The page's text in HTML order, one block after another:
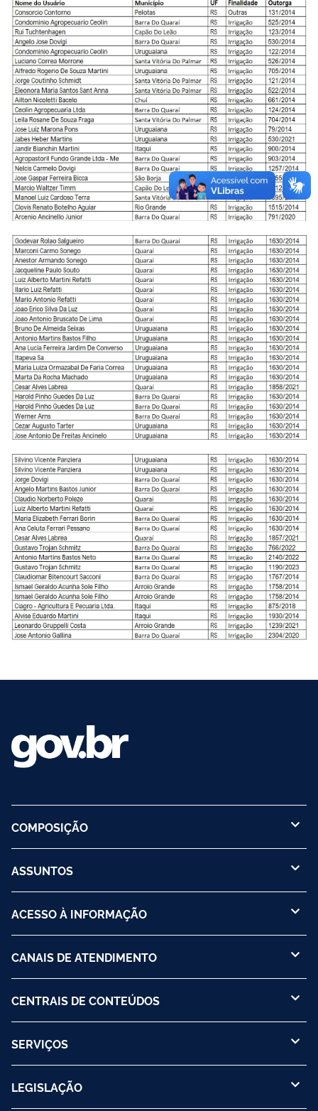
COMPOSIÇÃO
ASSUNTOS
ACESSO À INFORMAÇÃO
CANAIS DE ATENDIMENTO
CENTRAIS DE CONTEÚDOS
SERVIÇOS
LEGISLAÇÃO